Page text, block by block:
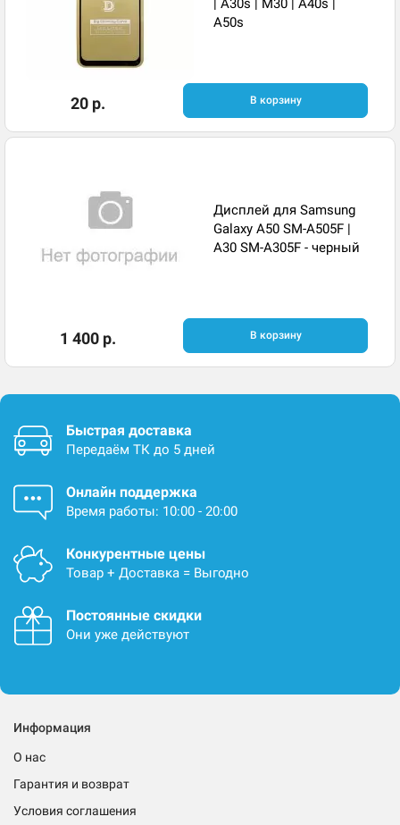
| A30s | M30 | A40s |
A50s
20 р. В корзину
Дисплей для Samsung
Galaxy A50 SM-A505F |
A30 SM-A305F - черный
1 400 р. В корзину
Быстрая доставка
Передаём ТК до 5 дней
Онлайн поддержка
Время работы: 10:00 - 20:00
Конкурентные цены
Товар + Доставка = Выгодно
Постоянные скидки
Они уже действуют
Информация
О нас
Гарантия и возврат
Условия соглашения